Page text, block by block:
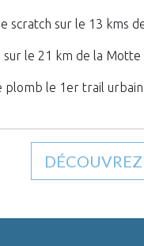
scratch sur le 13 kms
sur le 21 km de la
plomb le 1er trail